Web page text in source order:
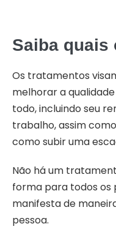
Saiba quais
Os tratamentos
melhorar a
todo, incluindo seu
trabalho, assim
como subir uma
Não há um
forma para todos os
manifesta de
pessoa.